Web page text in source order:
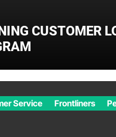
CUSTOMER
Service Frontliners